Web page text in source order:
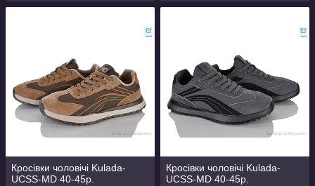
Кросівки чоловічі Kulada-
UCSS-MD 40-45р.
Кросівки чоловічі Kulada-
UCSS-MD 40-45р.